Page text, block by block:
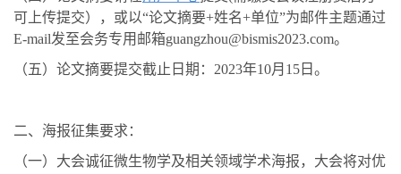
可上传提交）， 或以“论文摘要+姓名+单位”为邮件主题通过
E-mail发至会务专用邮箱guangzhou@bismis2023.com。
（五） 论文摘要提交截止日期：2023年10月15日。
二、
海报征集要求：
（一）大会诚征微生物学及相关领域学术海报，大会将对优